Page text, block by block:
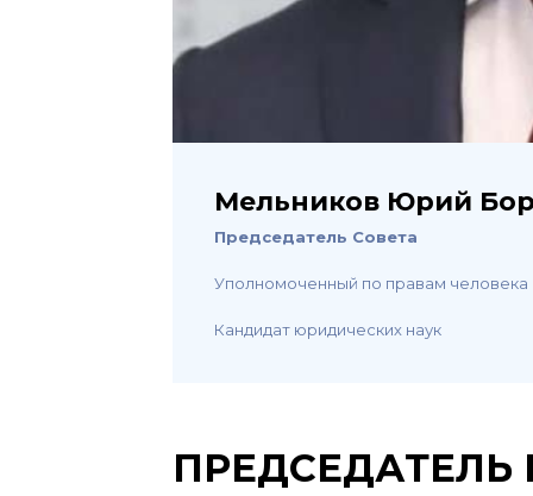
Мельников Юрий
Председатель Совета
Уполномоченный по правам
Кандидат юридических наук